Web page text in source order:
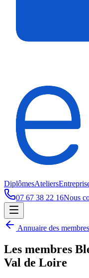
DiplômesAteliers
07 67 38 22 16Nous
Annuaire des membres
Les membres
Val de Loire